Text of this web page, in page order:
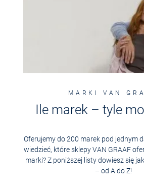
MARKI VAN
Ile marek – tyle
Oferujemy do 200 marek pod jednym
wiedzieć, które sklepyVAN GRAAF
marki? Z poniższej listy dowiesz się
– od A do Z!